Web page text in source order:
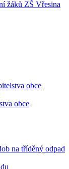
žáků ZŠ Vřesina
obce
obce
na tříděný odpad